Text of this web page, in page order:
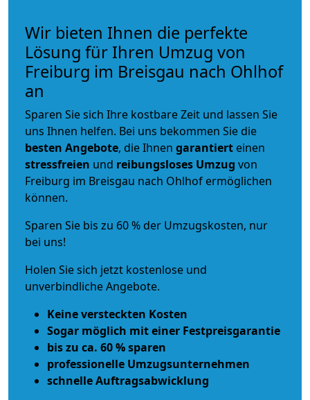
Wir bieten Ihnen die perfekte
Lösung für Ihren Umzug von
Freiburg im Breisgau nach Ohlhof
an
Sparen Sie sich Ihre kostbare Zeit und lassen Sie
uns Ihnen helfen. Bei uns bekommen Sie die
besten Angebote, die Ihnen garantiert einen
stressfreien und reibungsloses Umzug von
Freiburg im Breisgau nach Ohlhof ermöglichen
können.
Sparen Sie bis zu 60 % der Umzugskosten, nur
bei uns!
Holen Sie sich jetzt kostenlose und
unverbindliche Angebote.
Keine versteckten Kosten
Sogar möglich mit einer Festpreisgarantie
bis zu ca. 60 % sparen
professionelle Umzugsunternehmen
schnelle Auftragsabwicklung